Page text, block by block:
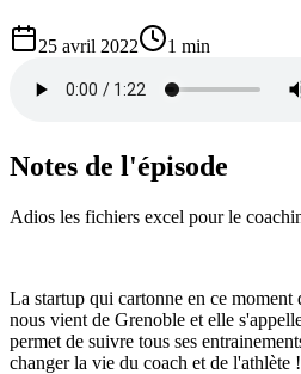
25 avril 2022 1 min
Notes de l'épisode
Adios les fichiers excel pour le
La startup qui cartonne en ce moment
nous vient de Grenoble et elle
permet de suivre tous ses
changer la vie du coach et de l'athlète !